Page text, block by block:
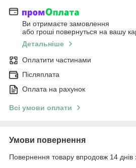
Ви отримаєте замовлення
або гроші повернуться на вашу
Детальніше
Оплатити частинами
Післяплата
Оплата на рахунок
Всі умови оплати
Умови повернення
Повернення товару впродовж 14 днів